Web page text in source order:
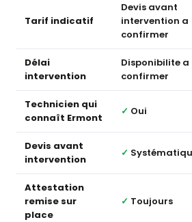
Tarif indicatif
Devis avant
intervention a
confirmer
Délai
intervention
Disponibilite a
confirmer
Technicien qui
connaît Ermont
✓ Oui
Devis avant
intervention
✓
Attestation
remise sur
place
✓ Toujours